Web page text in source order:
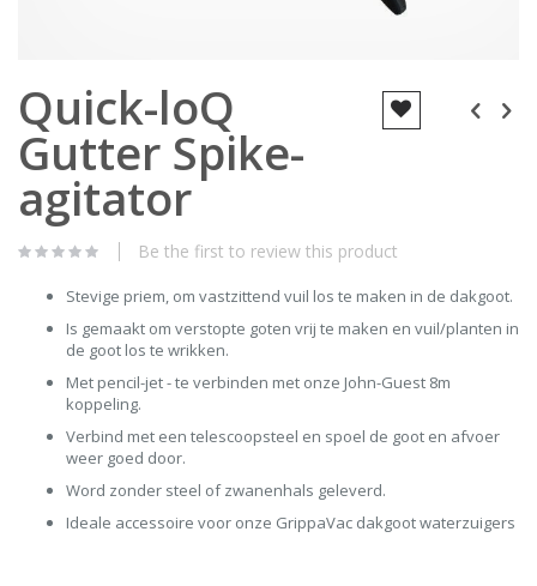
to
the
beginning
of
the
images
gallery
Quick-loQ
Gutter Spike-
agitator
Be the first to review this product
Stevige priem, om vastzittend vuil los te maken in de dakgoot.
Is gemaakt om verstopte goten vrij te maken en vuil/planten in
de goot los te wrikken.
Met pencil-jet - te verbinden met onze John-Guest 8m
koppeling.
Verbind met een telescoopsteel en spoel de goot en afvoer
weer goed door.
Word zonder steel of zwanenhals geleverd.
Ideale accessoire voor onze GrippaVac dakgoot waterzuigers